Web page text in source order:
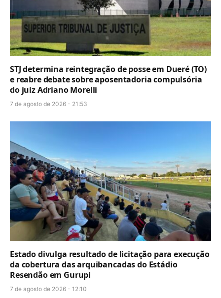
STJ determina reintegração de posse em Dueré (TO)
e reabre debate sobre aposentadoria compulsória
do juiz Adriano Morelli
7 de agosto de 2026 - 21:53
Estado divulga resultado de licitação para execução
da cobertura das arquibancadas do Estádio
Resendão em Gurupi
7 de agosto de 2026 - 12:10